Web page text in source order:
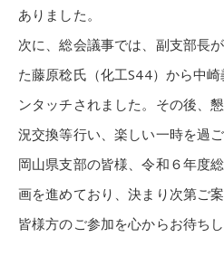
ありました。
次に、総会議事では、副支部長
た藤原稔氏（化工S44）から中
ンタッチされました。その後、
況交換等行い、楽しい一時を過
岡山県支部の皆様、令和６年度
画を進めており、決まり次第ご
皆様方のご参加を心からお待ちし